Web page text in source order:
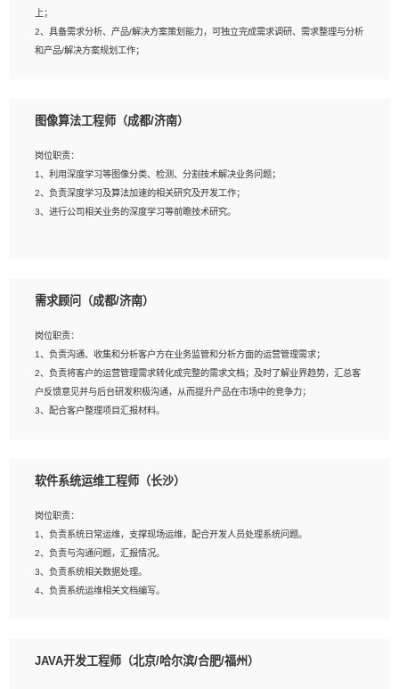
2、具有扎实的java编程功底和良好的编码习惯，有分布式、多线程及高并发系统开
发经验和性能调优经验尤佳；熟悉JVM调优；掌握基础中间件、基础架构方案和云
平台、云产品功能特性，熟练使用相关平台的功能和了解其背后实现机制；
研发管理流程建设经验；
种常用框架和技术Springboot、Shiro、springcloud等；熟悉Linux常用命令和了解
常用脚本语言，较丰富的线上系统运维经验，复杂问题排查思路清晰。
上；
2、具备需求分析、产品/解决方案策划能力，可独立完成需求调研、需求整理与分析
和产品/解决方案规划工作；
相关的解决方案，包括视频分析、图像识别、NLP、OCR、机器学习等；
AI算法框架，对人脸识别、目标检测、图像识别、OCR、NLP等AI算法有深刻理
解。具有AI平台级产品/解决方案从业经验者优先。具有大数据技术背景者优先；
6、具备良好的客户意识与沟通能力，善于学习思考、创新与团队协作，认真负责、
执行力与抗压力强。
图像算法工程师（成都/济南）
岗位职责：
1、利用深度学习等图像分类、检测、分割技术解决业务问题；
2、负责深度学习及算法加速的相关研究及开发工作；
3、进行公司相关业务的深度学习等前瞻技术研究。
2、2年以上图像处理开发经验，熟悉python和spark开发；
建深度学习系统环境；
4、熟悉OPENCV、HALCON等常用图像处理软件，熟练进行图像处理；
5、熟悉主流的分类算法、聚类算法和关联分析算法原理，能熟练使用神经网络算法
的进行业务建模；
6、对OCR领域有深入的研究，熟悉模型调参，压缩和整型化方法；
需求顾问（成都/济南）
岗位职责：
1、负责沟通、收集和分析客户方在业务监管和分析方面的运营管理需求；
2、负责将客户的运营管理需求转化成完整的需求文档；及时了解业界趋势，汇总客
户反馈意见并与后台研发积极沟通，从而提升产品在市场中的竞争力；
3、配合客户整理项目汇报材料。
1、3年以上运营或解决方案的工作经验。
征，可独立提出完整的优化方案,并推动方案执行达成结果；熟练使用PPT、
WORD、EXCEL等办公软件；
3、深入理解公司各项AI产品和技术信息；具有较强的文档编写能力，能独立撰写
PPT、方案建议书等，面试时需携带个人制作的专业PPT文件进行展示。
软件系统运维工程师（长沙）
岗位职责：
1、负责系统日常运维，支撑现场运维，配合开发人员处理系统问题。
2、负责与沟通问题，汇报情况。
3、负责系统相关数据处理。
4、负责系统运维相关文档编写。
岗位要求：
JAVA开发工程师（北京/哈尔滨/合肥/福州）